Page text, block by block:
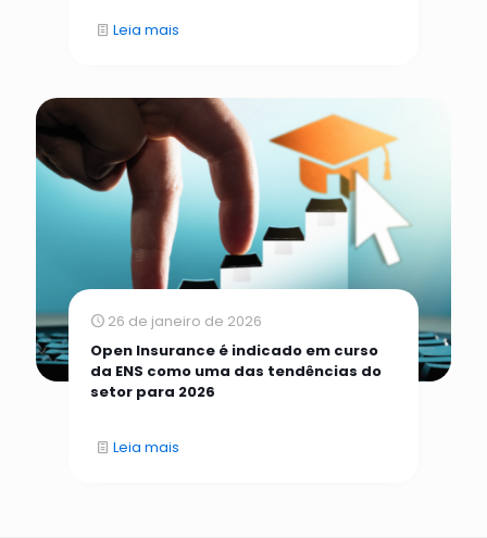
Leia mais
26 de janeiro de 2026
Open Insurance é indicado em curso
da ENS como uma das tendências do
setor para 2026
Leia mais